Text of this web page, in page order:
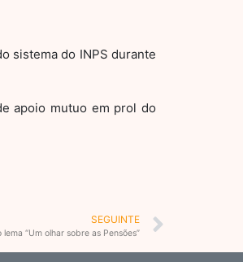
sistema do INPS durante
apoio mutuo em prol do
SEGUINTE
“Um olhar sobre as Pensões”